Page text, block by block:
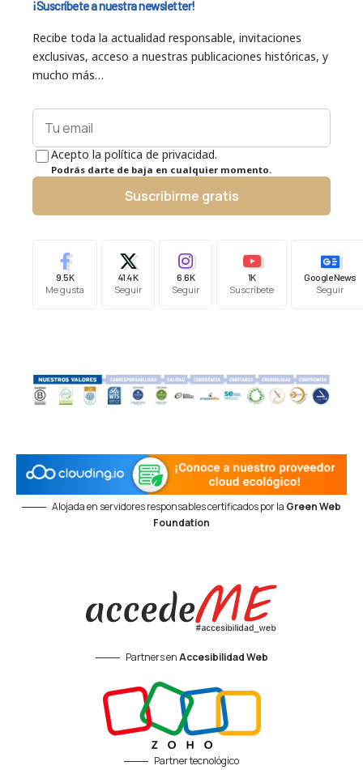
¡Suscríbete a nuestra newsletter!
Recibe toda la actualidad responsable, invitaciones
exclusivas, acceso a nuestras publicaciones históricas, y
mucho más…
Acepto la política de privacidad.
Podrás darte de baja en cualquier momento.
Suscribirme gratis
9.5K
Me gusta
41.4K
Seguir
6.6K
Seguir
1K
Suscríbete
Google News
Seguir
Alojada en servidores responsables certificados por la Green Web
Foundation
Partners enAccesibilidad Web
Partner tecnológico